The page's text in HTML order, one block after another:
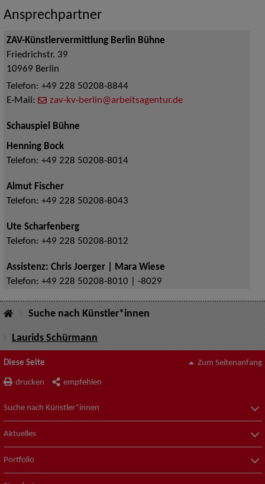
Ansprechpartner
ZAV-Künstlervermittlung Berlin Bühne
Friedrichstr. 39
10969 Berlin
Telefon: +49 228 50208-8844
E-Mail:
zav-kv-berlin@arbeitsagentur.de
Schauspiel Bühne
Henning Bock
Telefon: +49 228 50208-8014
Almut Fischer
Telefon: +49 228 50208-8043
Ute Scharfenberg
Telefon: +49 228 50208-8012
Assistenz: Chris Joerger | Mara Wiese
Telefon: +49 228 50208-8010 | -8029
Suche nach Künstler*innen
Laurids Schürmann
Diese Seite
drucken empfehlen
Zum Seitenanfang
Suche nach Künstler*innen
Aktuelles
Portfolio